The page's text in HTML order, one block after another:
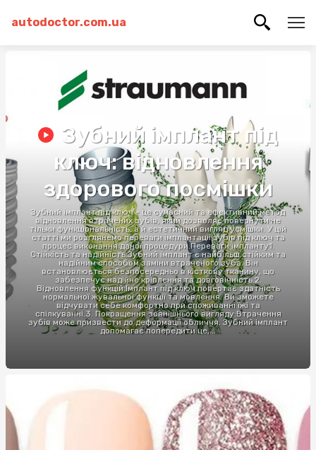
autodoctor.com.ua
Зубний імплант під
ключ: відновлення
здорового посмішки
Зубний імплант під ключ - це сучасний та ефективний метод
відновлення втрачених зубів, який дозволяє повернути не
тільки функціональність, а й естетичний вигляд усмішки. У цій
статті ми розглянемо переваги імплантації зубів під ключ та
процес виконання даної процедури.Переваги імпланту1.
Стійкість та надійність:Зубний імплант є найбільш стійким та
надійним способом заміни втраченого зуба. Він
встановлюється безпосередньо в кісткову тканину, що
забезпечує надійне кріплення та довговічність.2.
Відновлення функцій:Імплант під ключ повертає здатність
нормальної жувальної функції та мовлення. Ви зможете
відчувати себе комфортно при споживанні їжі та
спілкуванні.3. Покращення зовнішнього вигляду:Втрачення
зубів може призвести до деформації обличчя. Зубний імплант
допомагає попередити це,...